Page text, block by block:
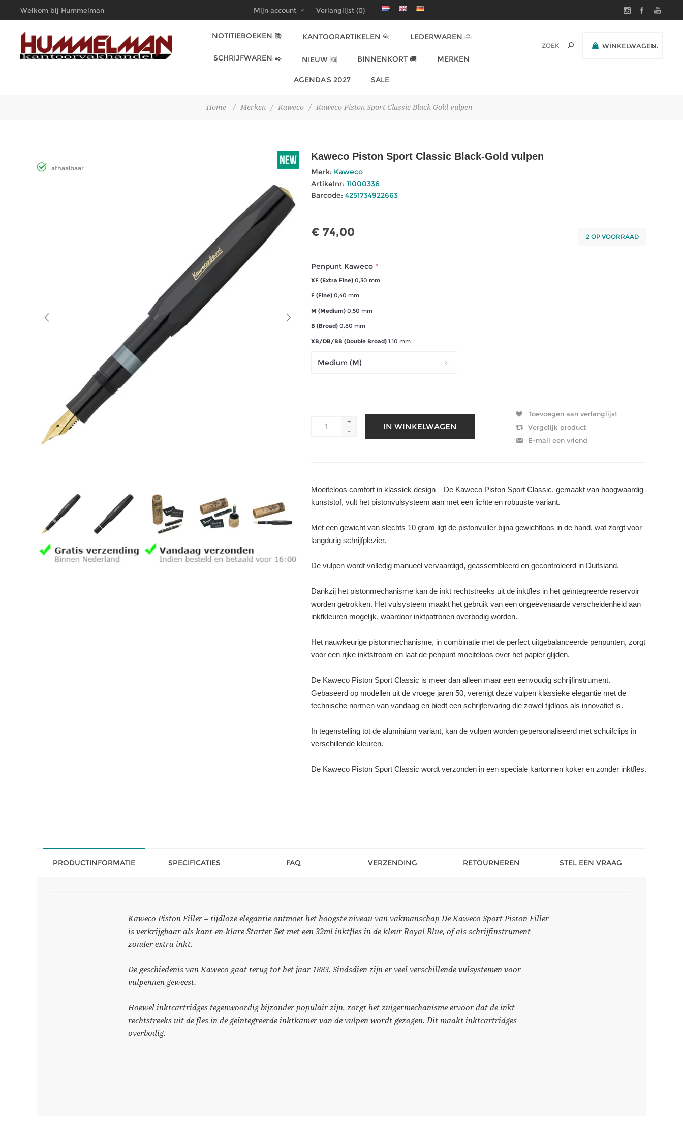
Welkom bij Hummelman
Kantoorvakhandel
Mijn account Verlanglijst (0)
WINKELWAGEN
NOTITIEBOEKEN 📚 KANTOORARTIKELEN 📇 LEDERWAREN 👜
SCHRIJFWAREN ✒️ NIEUW 🆕 BINNENKORT 🚚 MERKEN
AGENDA'S 2027 SALE
Home / Merken / Kaweco / Kaweco Piston Sport Classic Black-Gold vulpen
afhaalbaar
Kaweco Piston Sport Classic Black-Gold vulpen
Merk: Kaweco
Artikelnr: 11000336
Barcode: 4251734922663
€ 74,00 2 OP VOORRAAD
Penpunt Kaweco *
XF (Extra Fine) 0,30 mm
F (Fine) 0,40 mm
M (Medium) 0,50 mm
B (Broad) 0,80 mm
XB/DB/BB (Double Broad) 1,10 mm
+
-
Moeiteloos comfort in klassiek design – De Kaweco Piston Sport Classic, gemaakt van hoogwaardig
kunststof, vult het pistonvulsysteem aan met een lichte en robuuste variant.
Met een gewicht van slechts 10 gram ligt de pistonvuller bijna gewichtloos in de hand, wat zorgt voor
langdurig schrijfplezier.
De vulpen wordt volledig manueel vervaardigd, geassembleerd en gecontroleerd in Duitsland.
Dankzij het pistonmechanisme kan de inkt rechtstreeks uit de inktfles in het geïntegreerde reservoir
worden getrokken. Het vulsysteem maakt het gebruik van een ongeëvenaarde verscheidenheid aan
inktkleuren mogelijk, waardoor inktpatronen overbodig worden.
Het nauwkeurige pistonmechanisme, in combinatie met de perfect uitgebalanceerde penpunten, zorgt
voor een rijke inktstroom en laat de penpunt moeiteloos over het papier glijden.
De Kaweco Piston Sport Classic is meer dan alleen maar een eenvoudig schrijfinstrument.
Gebaseerd op modellen uit de vroege jaren 50, verenigt deze vulpen klassieke elegantie met de
technische normen van vandaag en biedt een schrijfervaring die zowel tijdloos als innovatief is.
In tegenstelling tot de aluminium variant, kan de vulpen worden gepersonaliseerd met schuifclips in
verschillende kleuren.
De Kaweco Piston Sport Classic wordt verzonden in een speciale kartonnen koker en zonder inktfles.
PRODUCTINFORMATIE SPECIFICATIES FAQ VERZENDING RETOURNEREN STEL EEN VRAAG
Kaweco Piston Filler – tijdloze elegantie ontmoet het hoogste niveau van vakmanschap De Kaweco Sport Piston Filler
is verkrijgbaar als kant-en-klare Starter Set met een 32ml inktfles in de kleur Royal Blue, of als schrijfinstrument
zonder extra inkt.
De geschiedenis van Kaweco gaat terug tot het jaar 1883. Sindsdien zijn er veel verschillende vulsystemen voor
vulpennen geweest.
Hoewel inktcartridges tegenwoordig bijzonder populair zijn, zorgt het zuigermechanisme ervoor dat de inkt
rechtstreeks uit de fles in de geïntegreerde inktkamer van de vulpen wordt gezogen. Dit maakt inktcartridges
overbodig.